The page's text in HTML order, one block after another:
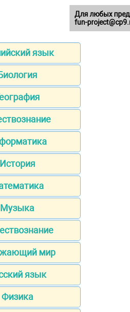
язык
История
Музыка
мир
язык
Физика
Для любых
fun-